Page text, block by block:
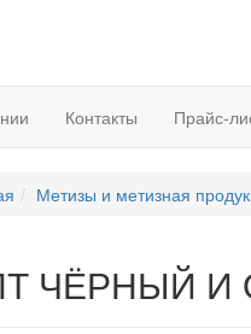
Контакты Прайс-
Метизы и метизная
ЧЁРНЫЙ